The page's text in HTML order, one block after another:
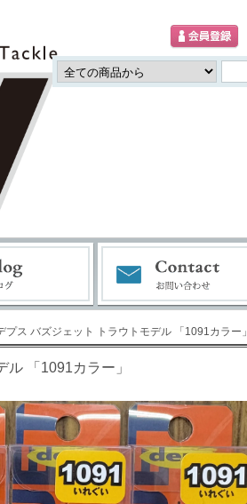
プス バズジェット トラウトモデル 「1091カラー」
「1091カラー」